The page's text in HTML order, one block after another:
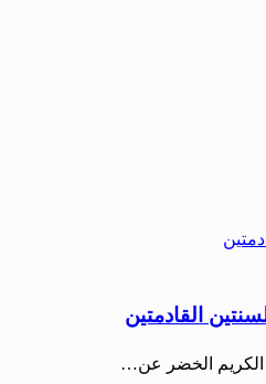
القادمتين
الكريم الخضر عن…